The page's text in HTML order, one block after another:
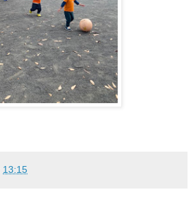
13:15